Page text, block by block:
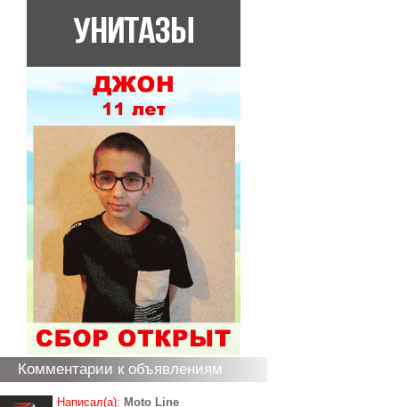
Комментарии к объявлениям
Написал(а): Moto Line